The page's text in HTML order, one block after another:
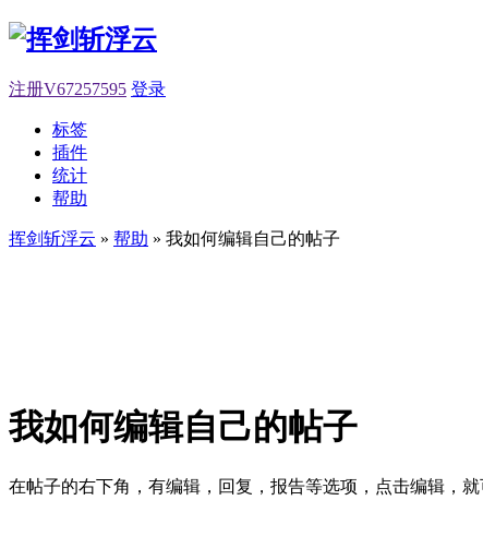
注册V67257595 登录
标签
插件
统计
帮助
挥剑斩浮云 » 帮助 » 我如何编辑自己的帖子
我如何编辑自己的帖子
在帖子的右下角，有编辑，回复，报告等选项，点击编辑，